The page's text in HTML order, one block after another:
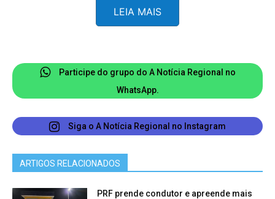
O furto é um crime tipificado no artigo 155 do
entanto, esse delito pode encontrar
qualificadores, como a destruição de obstáculos
que impeçam a subtração do bem, ou o concurso
de duas ou mais pessoas para o seu
cometimento. Nesse caso, a pena de reclusão
cresce para dois a oito anos, mantendo-se a
aplicação da multa.
LEIA MAIS
Participe do grupo do A Notícia Regional no
WhatsApp.
Siga o A Notícia Regional no Instagram
ARTIGOS RELACIONADOS
PRF prende condutor e apreende mais